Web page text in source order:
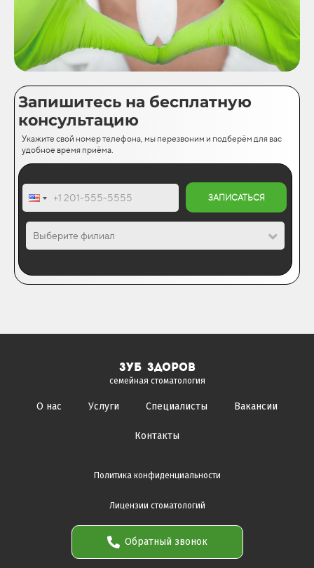
Запишитесь на бесплатную
консультацию
Укажите свой номер телефона, мы перезвоним и подберём для вас
удобное время приёма.
ЗАПИСАТЬСЯ
Выберите филиал
зуб здоров
семейная стоматология
О нас Услуги Специалисты Вакансии
Контакты
Политика конфиденциальности
Лицензии стоматологий
Обратный звонок